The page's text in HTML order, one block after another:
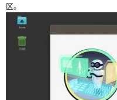
区。